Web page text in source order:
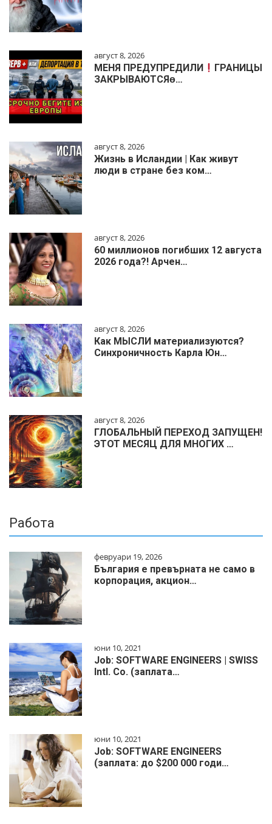
август 8, 2026
МЕНЯ ПРЕДУПРЕДИЛИ
ГРАНИЦЫ
ЗАКРЫВАЮТСЯɵ…
август 8, 2026
Жизнь в Исландии | Как живут
люди в стране без ком…
август 8, 2026
60 миллионов погибших 12 августа
2026 года?! Арчен…
август 8, 2026
Как МЫСЛИ материализуются?
Синхроничность Карла Юн…
август 8, 2026
ГЛОБАЛЬНЫЙ ПЕРЕХОД ЗАПУЩЕН!
ЭТОТ МЕСЯЦ ДЛЯ МНОГИХ …
Работа
февруари 19, 2026
България е превърната не само в
корпорация, акцион…
юни 10, 2021
Job: SOFTWARE ENGINEERS | SWISS
Intl. Co. (заплата…
юни 10, 2021
Job: SOFTWARE ENGINEERS
(заплата: до $200 000 годи…